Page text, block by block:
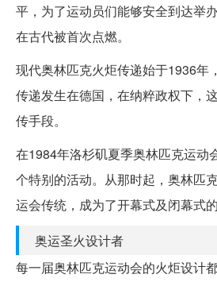
平，为了运动员们能够安全到达举
在古代被首次点燃。
现代奥林匹克火炬传递始于1936年
传递发生在德国，在纳粹政权下，
传手段。
在1984年洛杉矶夏季奥林匹克运动
个特别的活动。从那时起，奥林匹
运会传统，成为了开幕式及闭幕式
奥运圣火设计者
每一届奥林匹克运动会的火炬设计